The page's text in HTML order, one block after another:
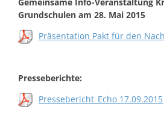
Gemeinsame Info-Veranstaltung
Grundschulen am 28. Mai 2015
Präsentation Pakt für den
Presseberichte:
Pressebericht_Echo 17.09.2015